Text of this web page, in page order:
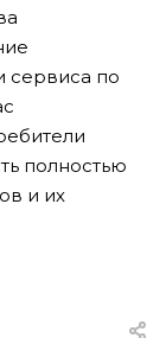
сервиса по
полностью
и их